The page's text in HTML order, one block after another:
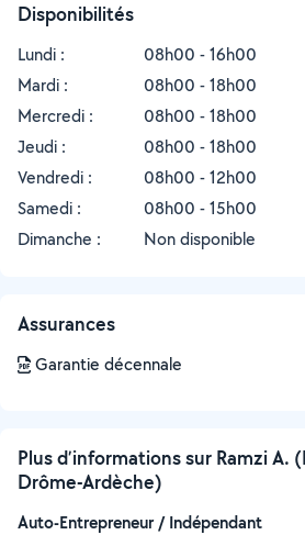
Disponibilités
Lundi :
08h00 - 16h00
Mardi :
08h00 - 18h00
Mercredi :
08h00 - 18h00
Jeudi :
08h00 - 18h00
Vendredi :
08h00 - 12h00
Samedi :
08h00 - 15h00
Dimanche :
Non disponible
Assurances
Garantie décennale
Plus d’informations sur Ramzi A.
Drôme-Ardèche)
Auto-Entrepreneur / Indépendant